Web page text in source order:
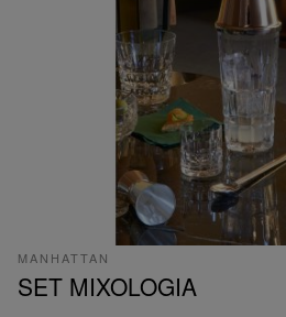
MANHATTAN
SET MIXOLOGIA